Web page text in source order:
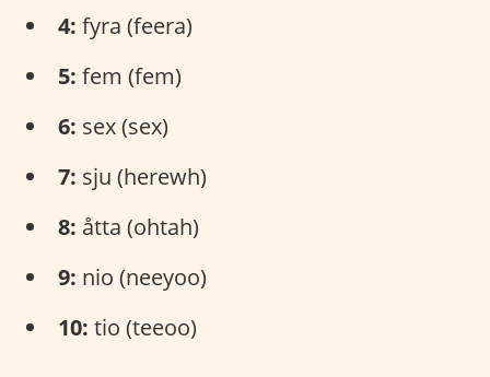
4: fyra (feera)
5: fem (fem)
6: sex (sex)
7: sju (herewh)
8: åtta (ohtah)
9: nio (neeyoo)
10: tio (teeoo)